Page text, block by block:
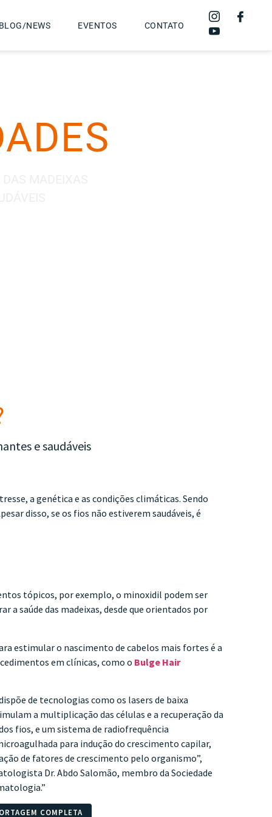
NEWS EVENTOS CONTATO
e saudáveis
a genética e as condições climáticas. Sendo
disso, se os fios não estiverem saudáveis, é
tópicos, por exemplo, o minoxidil podem ser
a saúde das madeixas, desde que orientados por
estimular o nascimento de cabelos mais fortes é a
em clínicas, como o Bulge Hair
de tecnologias como os lasers de baixa
a multiplicação das células e a recuperação da
fios, e um sistema de radiofrequência
para indução do crescimento capilar,
de fatores de crescimento pelo organismo”,
Dr. Abdo Salomão, membro da Sociedade
COMPLETA